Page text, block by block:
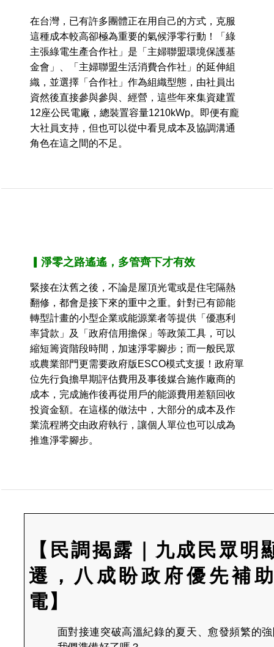
在台灣，已有許多團體正在用自己的方式，克服
這種成本較高卻極為重要的氣候淨零行動！「綠
主張綠電生產合作社」是「主婦聯盟環境保護基
金會」、「主婦聯盟生活消費合作社」的延伸組
織，並選擇「合作社」作為組織型態，由社員出
資然後直接參與參與、經營，這些年來集資建置
12座公民電廠，總裝置容量1210kWp。即便有龐
大社員支持，但也可以從中看見成本及協調溝通
角色在這之間的不足。
▎淨零之路遙遙，多管齊下才有效
緊接在汰舊之後，不論是屋頂光電或是住宅隔熱
翻修，都會是接下來的重中之重。針對已有節能
轉型計畫的小型企業或能源業者等提供「優惠利
率貸款」及「政府信用擔保」等政策工具，可以
縮短籌資階段時間，加速淨零腳步；而一般民眾
或農業部門更需要政府版ESCO模式支援！政府單
位先行負擔早期評估費用及事後媒合施作廠商的
成本，完成施作後再從用戶的能源費用差額回收
投資金額。在這樣的做法中，大部分的成本及作
業流程將交由政府執行，讓個人單位也可以成為
推進淨零腳步。
【民調揭露｜九成民眾明
遷，八成盼政府優先補
電】
面對接連突破高溫紀錄的夏天、愈發頻繁的